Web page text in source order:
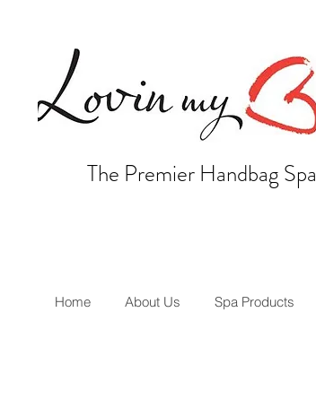
The Premier Handbag Spa
Home About Us Spa Products